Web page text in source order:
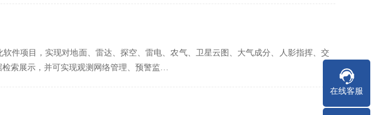
件项目，实现对地面、雷达、探空、雷电、农气、卫星云图、大气成分、人影指挥、交
索展示，并可实现观测网络管理、预警监…
在线客服